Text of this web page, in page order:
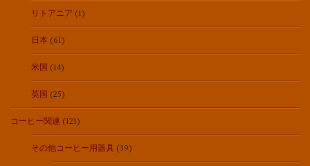
リトアニア (1)
日本 (61)
米国 (14)
英国 (25)
コーヒー関連 (121)
その他コーヒー用器具 (39)